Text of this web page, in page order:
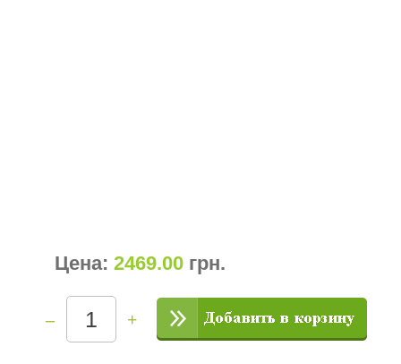
Цена: 2469.00 грн.
– +